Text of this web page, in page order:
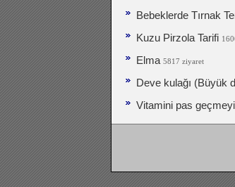
Bebeklerde Tırnak
Kuzu Pirzola Tarifi
Elma 5817 ziyaret
Deve kulağı (Büyük
Vitamini pas